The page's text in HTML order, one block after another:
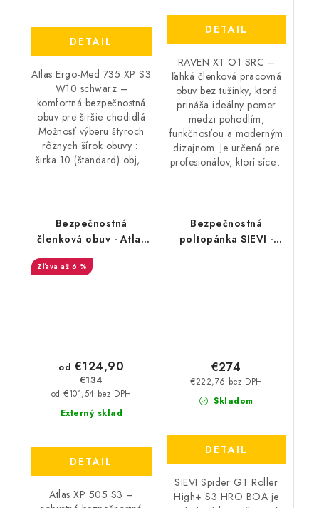
DETAIL
Atlas Ergo-Med 735 XP S3
W10 schwarz –
komfortná bezpečnostná
obuv pre širšie chodidlá
Možnosť výberu štyroch
rôznych šírok obuvy :
širka 10 (štandard) obj,...
DETAIL
RAVEN XT O1 SRC –
ľahká členková pracovná
obuv bez tužinky, ktorá
prináša ideálny pomer
medzi pohodlím,
funkčnosťou a moderným
dizajnom. Je určená pre
profesionálov, ktorí síce...
Bezpečnostná
členková obuv - Atlas
36977
až 6 %
Externý sklad
od €101,54 bez DPH
od €124,90
€134
DETAIL
Atlas XP 505 S3 –
Bezpečnostná
poltopánka SIEVI -
Skladom
€222,76 bez DPH
€274
DETAIL
SIEVI Spider GT Roller
High+ S3 HRO BOA je